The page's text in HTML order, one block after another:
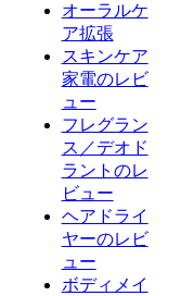
オーラルケ
ア拡張
スキンケア
家電のレビ
ュー
フレグラン
ス／デオド
ラントのレ
ビュー
ヘアドライ
ヤーのレビ
ュー
ボディメイ